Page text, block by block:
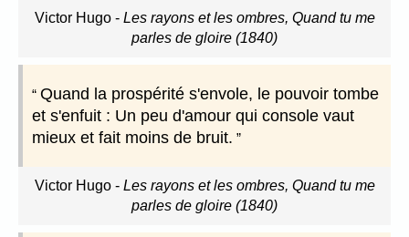
Victor Hugo- Les rayons et les ombres, Quand tu me
parles de gloire (1840)
Quand la prospérité s'envole, le pouvoir tombe
et s'enfuit : Un peu d'amour qui console vaut
mieux et fait moins de bruit.
Victor Hugo- Les rayons et les ombres, Quand tu me
parles de gloire (1840)